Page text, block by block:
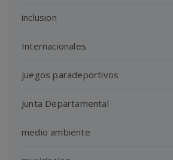
inclusion
Internacionales
juegos paradeportivos
Junta Departamental
medio ambiente